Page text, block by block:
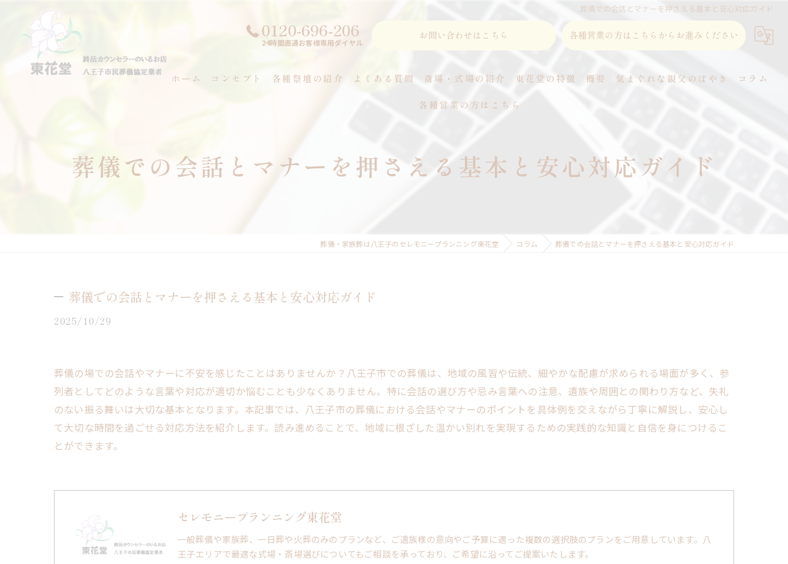
葬儀での会話とマナーを押さえる基本と安心対応ガイド
0120-696-206
24時間直通お客様専用ダイヤル
お問い合わせはこちら 各種営業の方はこちらからお進みください
ホーム コンセプト 各種祭壇の紹介 よくある質問 斎場・式場の紹介 東花堂の特徴
事前相談
概要 気まぐれな親父のぼやき コラム
各種営業の方はこちら
葬儀での会話とマナーを押さえる基本と安心対応ガイド
葬儀・家族葬は八王子のセレモニープランニング東花堂 コラム 葬儀での会話とマナーを押さえる基本と安心対応ガイド
葬儀での会話とマナーを押さえる基本と安心対応ガイド
2025/10/29
葬儀の場での会話やマナーに不安を感じたことはありませんか？八王子市での葬儀は、地域の風習や伝統、細やかな配慮が求められる場面が多く、参
列者としてどのような言葉や対応が適切か悩むことも少なくありません。特に会話の選び方や忌み言葉への注意、遺族や周囲との関わり方など、失礼
のない振る舞いは大切な基本となります。本記事では、八王子市の葬儀における会話やマナーのポイントを具体例を交えながら丁寧に解説し、安心し
て大切な時間を過ごせる対応方法を紹介します。読み進めることで、地域に根ざした温かい別れを実現するための実践的な知識と自信を身につけるこ
とができます。
セレモニープランニング東花堂
一般葬儀や家族葬、一日葬や火葬のみのプランなど、ご遺族様の意向やご予算に適った複数の選択肢のプランをご用意しています。八
王子エリアで最適な式場・斎場選びについてもご相談を承っており、ご希望に沿ってご提案いたします。